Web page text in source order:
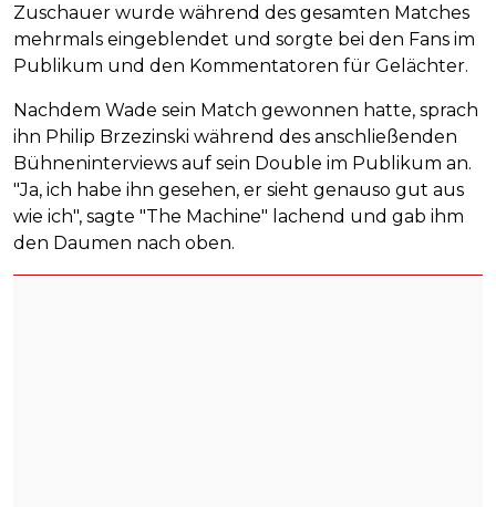
Zuschauer wurde während des gesamten Matches
mehrmals eingeblendet und sorgte bei den Fans im
Publikum und den Kommentatoren für Gelächter.
Nachdem Wade sein Match gewonnen hatte, sprach
ihn Philip Brzezinski während des anschließenden
Bühneninterviews auf sein Double im Publikum an.
"Ja, ich habe ihn gesehen, er sieht genauso gut aus
wie ich", sagte "The Machine" lachend und gab ihm
den Daumen nach oben.